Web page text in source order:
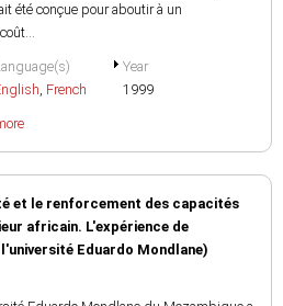
été conçue pour aboutir à un
, French
Year
1999
et le renforcement des capacités
africain. L'expérience de
Eduardo Mondlane)